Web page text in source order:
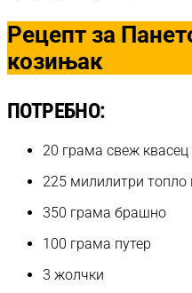
Рецепт за
козињак
ПОТРЕБНО:
20 грама свеж квасец
225 милилитри топло
350 грама брашно
100 грама путер
3 жолчки